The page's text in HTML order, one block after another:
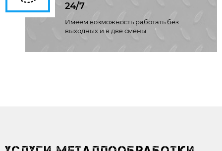
24/7
Имеем возможность работать без
выходных и в две смены